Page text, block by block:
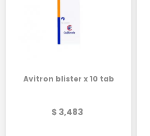
Avitron blister x 10 tab
$ 3,483